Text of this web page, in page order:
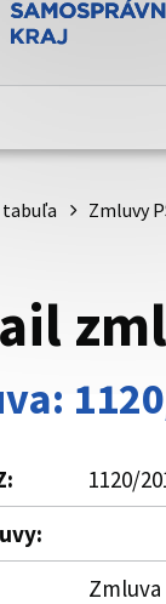
je
webová
tabuľa Zmluvy
1120/